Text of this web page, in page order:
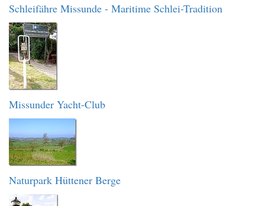
Schleifähre Missunde - Maritime Schlei-Tradition
Missunder Yacht-Club
Naturpark Hüttener Berge